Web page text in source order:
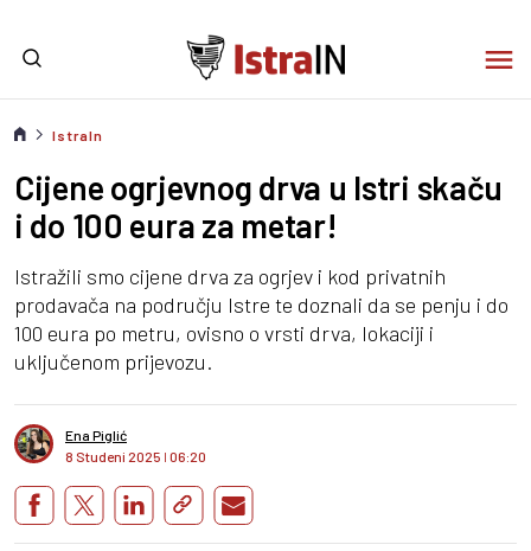
IstraIn
Cijene ogrjevnog drva u Istri skaču
i do 100 eura za metar!
Istražili smo cijene drva za ogrjev i kod privatnih
prodavača na području Istre te doznali da se penju i do
100 eura po metru, ovisno o vrsti drva, lokaciji i
uključenom prijevozu.
Ena Piglić
8 Studeni 2025 I 06:20